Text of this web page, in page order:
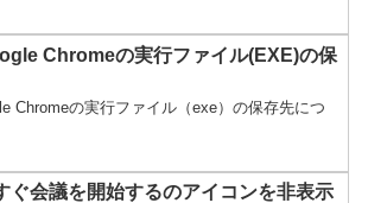
Chromeの実行ファイル(EXE)の保
Chromeの実行ファイル（exe）の保存先につ
ぐ会議を開始するのアイコンを非表示